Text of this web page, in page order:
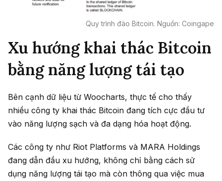
Quy trình đào Bitcoin. Nguồn: Coingape
Xu hướng khai thác Bitcoin
bằng năng lượng tái tạo
Bên cạnh dữ liệu từ Woocharts, thực tế cho thấy
nhiều công ty khai thác Bitcoin đang tích cực đầu tư
vào năng lượng sạch và đa dạng hóa hoạt động.
Các công ty như Riot Platforms và MARA Holdings
đang dẫn đầu xu hướng, không chỉ bằng cách sử
dụng năng lượng tái tạo mà còn thông qua việc mua